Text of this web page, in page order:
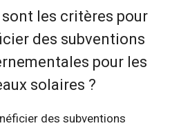
sont les critères pour
des subventions
pour les
solaires ?
des subventions